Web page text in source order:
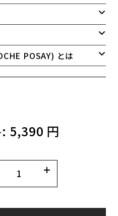
POSAY) とは
5,390 円